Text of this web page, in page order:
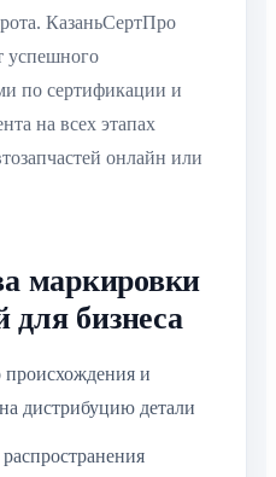
КазаньСертПро
успешного
по сертификации и
на всех этапах
онлайн или
маркировки
для бизнеса
происхождения и
дистрибуцию детали